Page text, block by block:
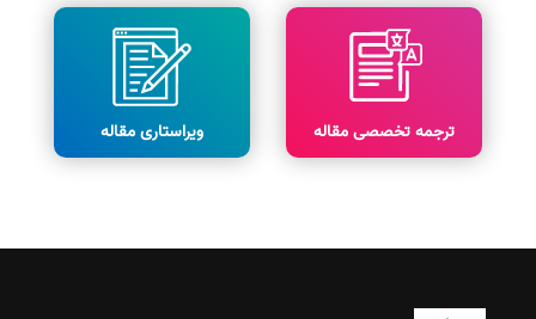
ترجمه تخصصی مقاله ویراستاری مقاله